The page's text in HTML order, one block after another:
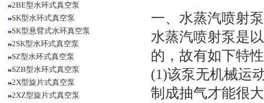
2BE型水环式真空泵
SK型水环式真空泵
SK型悬臂式水环真空泵
2SK型水环式真空泵
SZ型水环式真空泵
SZB型水环式真空泵
2X型旋片式真空泵
2XZ型旋片式真空泵
一、 水蒸汽喷射泵
水蒸汽喷射泵是
的，故有如下特
(1)该泵无机械运
制成抽气才能很